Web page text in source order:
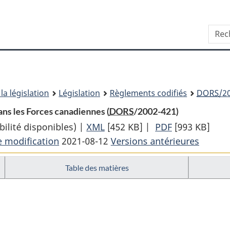
principal
À
site
version
dans
législation Législation Règlements codifiés DORS/
les Forces canadiennes (DORS/2002-421)
disponibles) | XML Texte
complet
:
Règlement
[452 KB] | PDF Texte
complet
:
[993 KB]
modification 2021-08-12 Versions antérieures
Table des matières